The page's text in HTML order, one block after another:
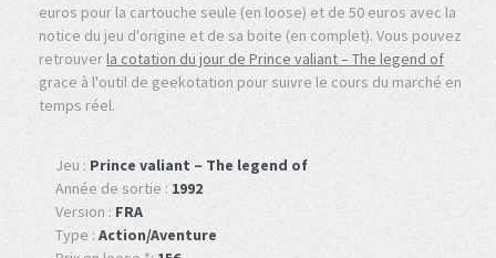
euros pour la cartouche seule (en loose) et de 50 euros avec la
notice du jeu d'origine et de sa boite (en complet). Vous pouvez
retrouverla cotation du jour de Prince valiant – The legend of
grace à l'outil de geekotation pour suivre le cours du marché en
temps réel.
Jeu : Prince valiant – The legend of
Année de sortie : 1992
Version : FRA
Type : Action/Aventure